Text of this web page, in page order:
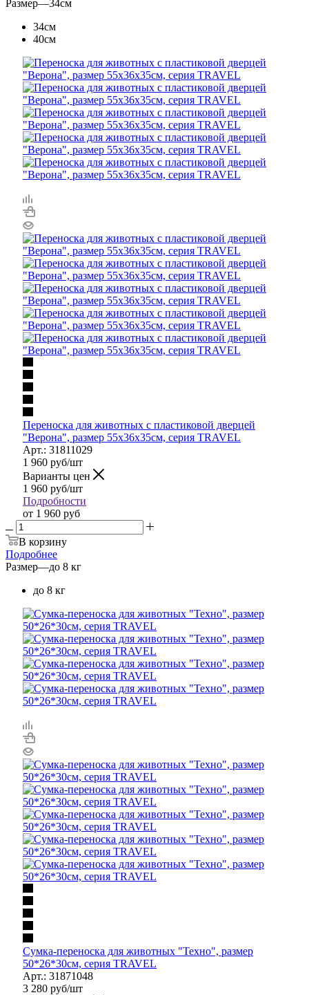
Размер—34см
34см
40см
Переноска для животных с пластиковой дверцей
"Верона", размер 55x36x35см, серия TRAVEL
Арт.: 31811029
1 960 руб/шт
Варианты цен
1 960 руб/шт
Подробности
от 1 960 руб
В корзину
Подробнее
Размер—до 8 кг
до 8 кг
Сумка-переноска для животных "Техно", размер
50*26*30см, серия TRAVEL
Арт.: 31871048
3 280 руб/шт